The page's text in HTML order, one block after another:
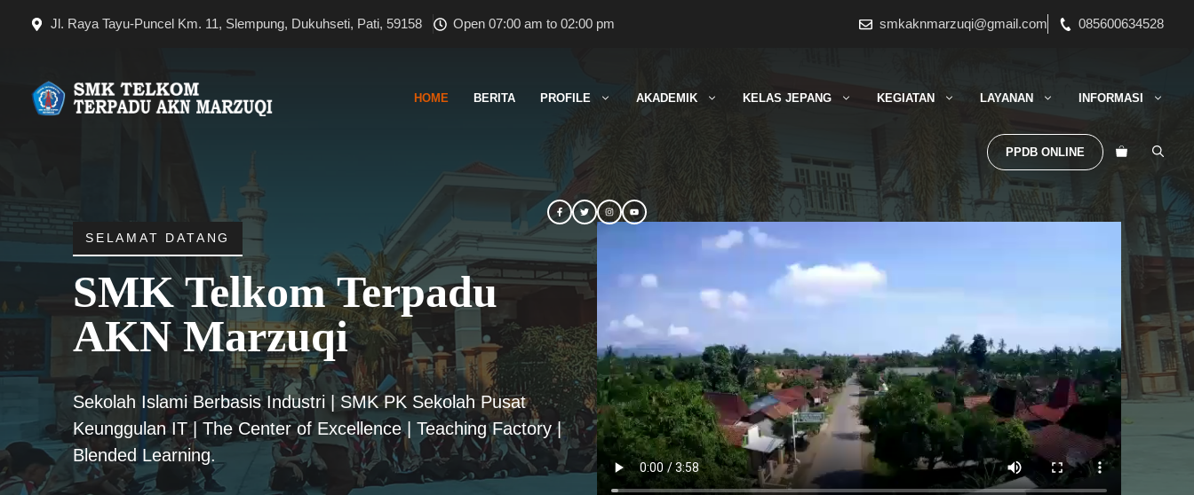
Jl. Raya Tayu-Puncel Km. 11, Slempung, Dukuhseti, Pati, 59158 Open 07:00 am to 02:00 pm smkaknmarzuqi@gmail.com 085600634528
HOME BERITA PROFILE AKADEMIK KELAS JEPANG KEGIATAN LAYANAN INFORMASI
PPDB ONLINE
SELAMAT DATANG
SMK Telkom Terpadu
AKN Marzuqi
Sekolah Islami Berbasis Industri | SMK PK Sekolah Pusat
Keunggulan IT | The Center of Excellence | Teaching Factory |
Blended Learning.